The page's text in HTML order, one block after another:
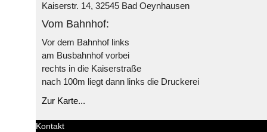
Kaiserstr. 14, 32545 Bad Oeynhausen
Vom Bahnhof:
Vor dem Bahnhof links
am Busbahnhof vorbei
rechts in die Kaiserstraße
nach 100m liegt dann links die Druckerei
Zur Karte...
Kontakt